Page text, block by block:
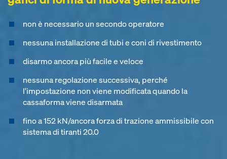
non è necessario un secondo operatore
nessuna installazione di tubi e coni di rivestimento
disarmo ancora più facile e veloce
nessuna regolazione successiva, perché
l'impostazione non viene modificata quando la
cassaforma viene disarmata
fino a 152 kN/ancora forza di trazione ammissibile con
sistema di tiranti 20.0